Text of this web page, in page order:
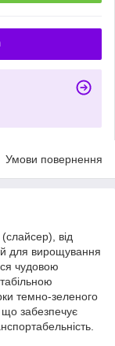
Умови повернення
від
для вирощування
чудовою
темно-зеленого
що забезпечує